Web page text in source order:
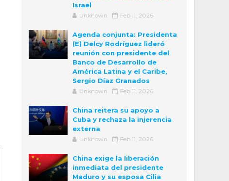
Israel
Unknown Feb 11, 2026
Agenda conjunta: Presidenta
(E) Delcy Rodríguez lideró
reunión con presidente del
Banco de Desarrollo de
América Latina y el Caribe,
Sergio Díaz Granados
Unknown Feb 11, 2026
China reitera su apoyo a
Cuba y rechaza la injerencia
externa
Unknown Feb 11, 2026
China exige la liberación
inmediata del presidente
Maduro y su esposa Cilia